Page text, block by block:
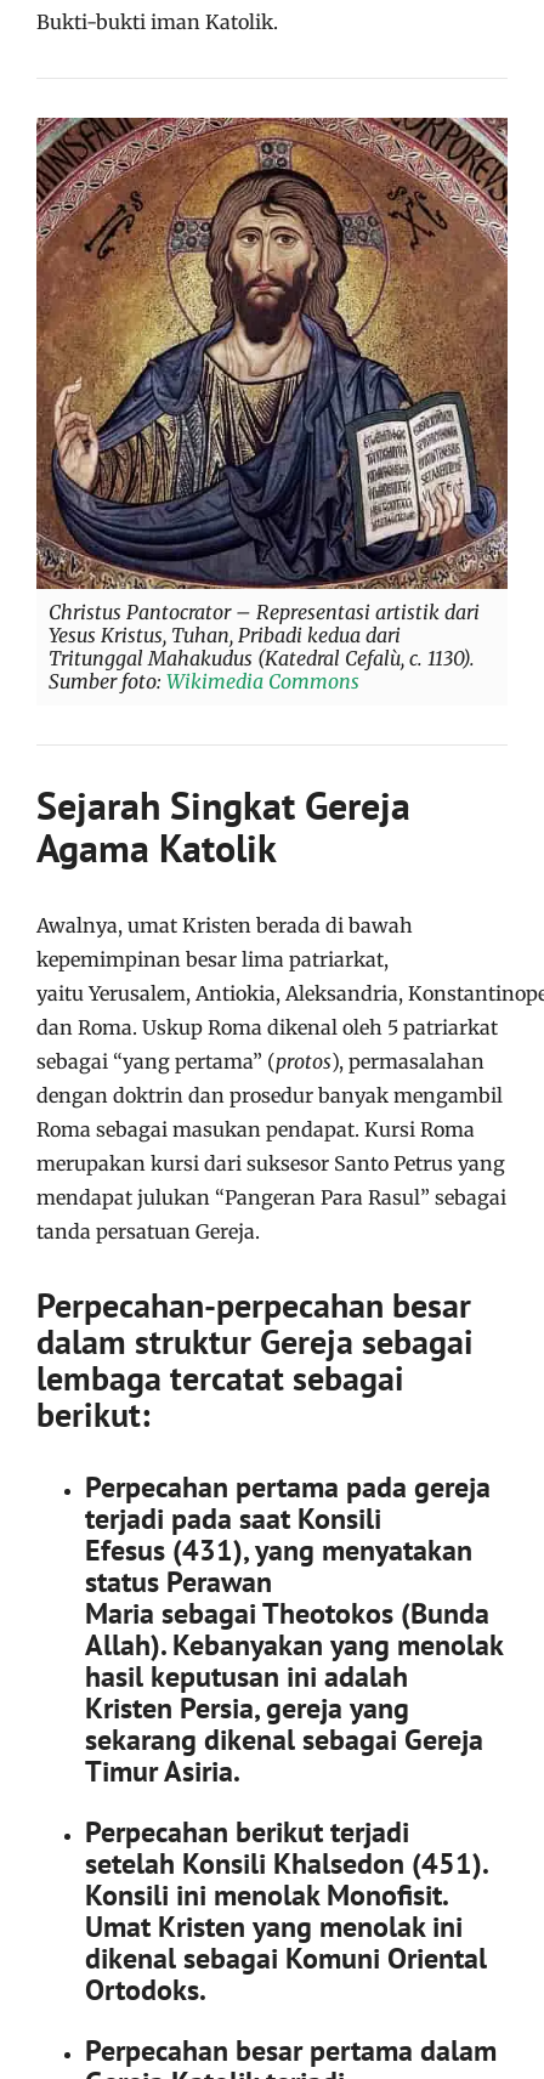
Bukti-bukti iman Katolik.
Christus Pantocrator – Representasi artistik dari
Yesus Kristus, Tuhan, Pribadi kedua dari
Tritunggal Mahakudus (Katedral Cefalù, c. 1130).
Sumber foto: Wikimedia Commons
Sejarah Singkat Gereja
Agama Katolik
Awalnya, umat Kristen berada di bawah
kepemimpinan besar lima patriarkat,
yaitu Yerusalem, Antiokia, Aleksandria,
dan Roma. Uskup Roma dikenal oleh 5 patriarkat
sebagai “yang pertama” (protos), permasalahan
dengan doktrin dan prosedur banyak mengambil
Roma sebagai masukan pendapat. Kursi Roma
merupakan kursi dari suksesor Santo Petrus yang
mendapat julukan “Pangeran Para Rasul” sebagai
tanda persatuan Gereja.
Perpecahan-perpecahan besar
dalam struktur Gereja sebagai
lembaga tercatat sebagai
berikut:
Perpecahan pertama pada gereja
terjadi pada saat Konsili
Efesus (431), yang menyatakan
status Perawan
Maria sebagai Theotokos (Bunda
Allah). Kebanyakan yang menolak
hasil keputusan ini adalah
Kristen Persia, gereja yang
sekarang dikenal sebagai Gereja
Timur Asiria.
Perpecahan berikut terjadi
setelah Konsili Khalsedon (451).
Konsili ini menolak Monofisit.
Umat Kristen yang menolak ini
dikenal sebagai Komuni Oriental
Ortodoks.
Perpecahan besar pertama dalam